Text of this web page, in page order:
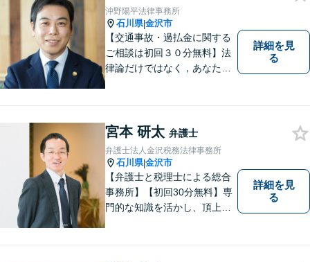
沖野陽平法律事務所
石川県|金沢市
【交通事故・過払金に関する
ご相談は初回３０分無料】法
律論だけではなく，あなたの
詳細を見
る
宮本 研太 弁護士
弁護士法人金沢税務法律事務所
石川県|金沢市
【弁護士と税理士による総合
事務所】【初回30分無料】専
門的な知識を活かし、頂上＝
詳細を見
る